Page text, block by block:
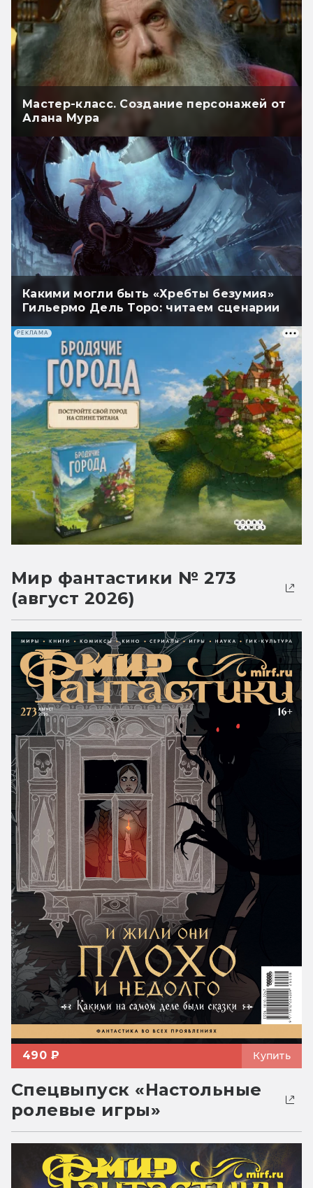
Мастер-класс. Создание персонажей от
Алана Мура
Какими могли быть «Хребты безумия»
Гильермо Дель Торо: читаем сценарии
РЕКЛАМА
Мир фантастики № 273
(август 2026)
490 ₽ Купить
Спецвыпуск «Настольные
ролевые игры»